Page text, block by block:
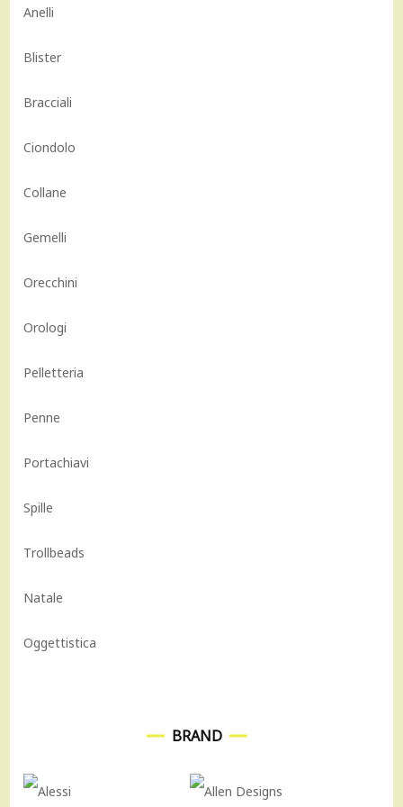
Anelli
Blister
Bracciali
Ciondolo
Collane
Gemelli
Orecchini
Orologi
Pelletteria
Penne
Portachiavi
Spille
Trollbeads
Natale
Oggettistica
BRAND